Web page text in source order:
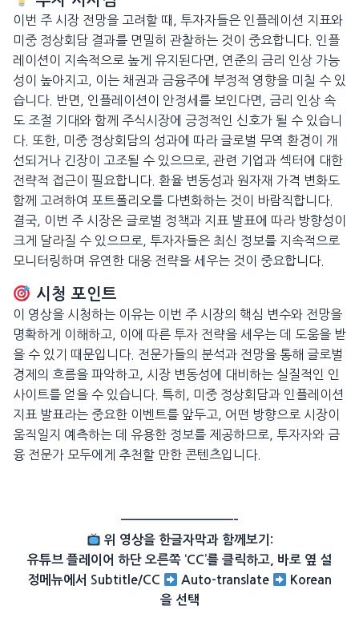
이번 주 시장 전망을 고려할 때, 투자자들은 인플레이션 지표와
미중 정상회담 결과를 면밀히 관찰하는 것이 중요합니다. 인플
레이션이 지속적으로 높게 유지된다면, 연준의 금리 인상 가능
성이 높아지고, 이는 채권과 금융주에 부정적 영향을 미칠 수 있
습니다. 반면, 인플레이션이 안정세를 보인다면, 금리 인상 속
도 조절 기대와 함께 주식시장에 긍정적인 신호가 될 수 있습니
다. 또한, 미중 정상회담의 성과에 따라 글로벌 무역 환경이 개
선되거나 긴장이 고조될 수 있으므로, 관련 기업과 섹터에 대한
전략적 접근이 필요합니다. 환율 변동성과 원자재 가격 변화도
함께 고려하여 포트폴리오를 다변화하는 것이 바람직합니다.
결국, 이번 주 시장은 글로벌 정책과 지표 발표에 따라 방향성이
크게 달라질 수 있으므로, 투자자들은 최신 정보를 지속적으로
모니터링하며 유연한 대응 전략을 세우는 것이 중요합니다.
시청 포인트
이 영상을 시청하는 이유는 이번 주 시장의 핵심 변수와 전망을
명확하게 이해하고, 이에 따른 투자 전략을 세우는 데 도움을 받
을 수 있기 때문입니다. 전문가들의 분석과 전망을 통해 글로벌
경제의 흐름을 파악하고, 시장 변동성에 대비하는 실질적인 인
사이트를 얻을 수 있습니다. 특히, 미중 정상회담과 인플레이션
지표 발표라는 중요한 이벤트를 앞두고, 어떤 방향으로 시장이
움직일지 예측하는 데 유용한 정보를 제공하므로, 투자자와 금
융 전문가 모두에게 추천할 만한 콘텐츠입니다.
——————————–
위 영상을 한글자막과 함께보기:
유튜브 플레이어 하단 오른쪽 ‘CC’를 클릭하고, 바로 옆 설
정메뉴에서 Subtitle/CC
Auto-translate
Korean
을 선택